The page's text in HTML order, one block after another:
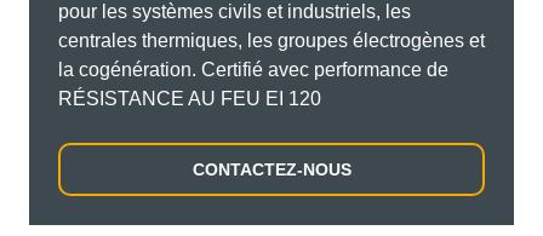
pour les systèmes civils et industriels, les
centrales thermiques, les groupes électrogènes et
la cogénération. Certifié avec performance de
RÉSISTANCE AU FEU EI 120
CONTACTEZ-NOUS